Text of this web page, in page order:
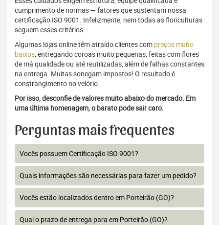
cumprimento de normas — fatores que sustentam nossa
certificação ISO 9001. Infelizmente, nem todas as floriculturas
seguem esses critérios.
Algumas lojas online têm atraído clientes com preços muito
baixos, entregando coroas muito pequenas, feitas com flores
de má qualidade ou até reutilizadas, além de falhas constantes
na entrega. Muitas sonegam impostos! O resultado é
constrangimento no velório.
Por isso, desconfie de valores muito abaixo do mercado. Em
uma última homenagem, o barato pode sair caro.
Perguntas mais frequentes
Vocês possuem Certificação ISO 9001?
Quais informações são necessárias para fazer um pedido?
Vocês estão localizados dentro em Porteirão (GO)?
Qual o prazo de entrega para em Porteirão (GO)?